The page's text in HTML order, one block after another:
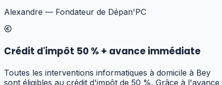
Alexandre — Fondateur de Dépan'PC
Crédit d'impôt 50 % + avance immédiate
Toutes les interventions informatiques à domicile à Bey
sont éligibles au crédit d'impôt de 50 %. Grâce à l'avance